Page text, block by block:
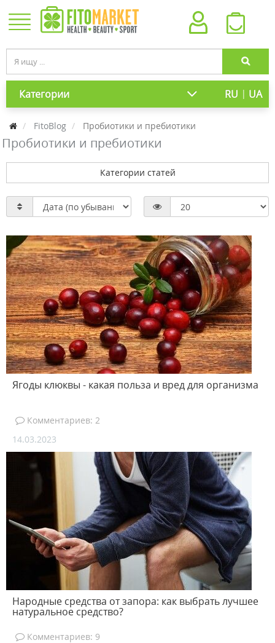
Категории RU | UA
FitoBlog Пробиотики и пребиотики
Пробиотики и пребиотики
Категории статей
Ягоды клюквы - какая польза и вред для организма
Комментариев: 2
14.03.2023
Народные средства от запора: как выбрать лучшее
натуральное средство?
Комментариев: 9